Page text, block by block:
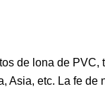
de lona de
Asia, etc. La fe